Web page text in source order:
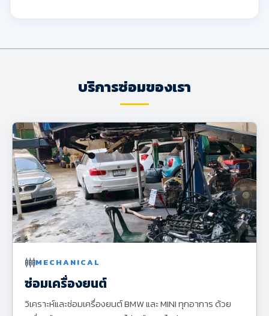
บริการซ่อมของเรา
settings_input_componentMECHANICAL
ซ่อมเครื่องยนต์
วิเคราะห์และซ่อมเครื่องยนต์ BMW และ MINI ทุกอาการ ด้วย